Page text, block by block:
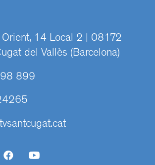
Orient, 14 Local 2 | 08172
del Vallès (Barcelona)
899